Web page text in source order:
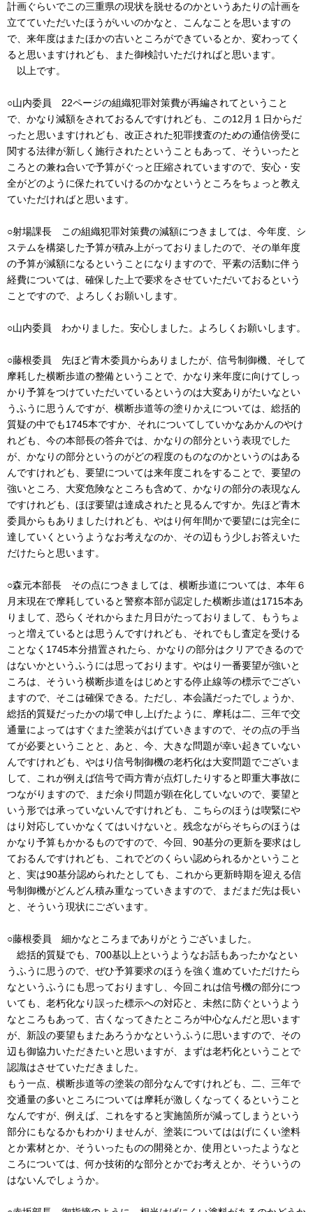
計画ぐらいでこの三重県の現状を脱せるのかというあたりの計画を
立てていただいたほうがいいのかなと、こんなことを思いますの
で、来年度はまたほかの古いところができているとか、変わってく
ると思いますけれども、また御検討いただければと思います。
以上です。
○山内委員 22ページの組織犯罪対策費が再編されてということ
で、かなり減額をされておるんですけれども、この12月１日からだ
ったと思いますけれども、改正された犯罪捜査のための通信傍受に
関する法律が新しく施行されたということもあって、そういったと
ころとの兼ね合いで予算がぐっと圧縮されていますので、安心・安
全がどのように保たれていけるのかなというところをちょっと教え
ていただければと思います。
○射場課長 この組織犯罪対策費の減額につきましては、今年度、シ
ステムを構築した予算が積み上がっておりましたので、その単年度
の予算が減額になるということになりますので、平素の活動に伴う
経費については、確保した上で要求をさせていただいておるという
ことですので、よろしくお願いします。
○山内委員 わかりました。安心しました。よろしくお願いします。
○藤根委員 先ほど青木委員からありましたが、信号制御機、そして
摩耗した横断歩道の整備ということで、かなり来年度に向けてしっ
かり予算をつけていただいているというのは大変ありがたいなとい
うふうに思うんですが、横断歩道等の塗りかえについては、総括的
質疑の中でも1745本ですか、それについてしていかなあかんのやけ
れども、今の本部長の答弁では、かなりの部分という表現でした
が、かなりの部分というのがどの程度のものなのかというのはある
んですけれども、要望については来年度これをすることで、要望の
強いところ、大変危険なところも含めて、かなりの部分の表現なん
ですけれども、ほぼ要望は達成されたと見るんですか。先ほど青木
委員からもありましたけれども、やはり何年間かで要望には完全に
達していくというようなお考えなのか、その辺もう少しお答えいた
だけたらと思います。
○森元本部長 その点につきましては、横断歩道については、本年６
月末現在で摩耗していると警察本部が認定した横断歩道は1715本あ
りまして、恐らくそれからまた月日がたっておりまして、もうちょ
っと増えているとは思うんですけれども、それでもし査定を受ける
ことなく1745本分措置されたら、かなりの部分はクリアできるので
はないかというふうには思っております。やはり一番要望が強いと
ころは、そういう横断歩道をはじめとする停止線等の標示でござい
ますので、そこは確保できる。ただし、本会議だったでしょうか、
総括的質疑だったかの場で申し上げたように、摩耗は二、三年で交
通量によってはすぐまた塗装がはげていきますので、その点の手当
てが必要ということと、あと、今、大きな問題が幸い起きていない
んですけれども、やはり信号制御機の老朽化は大変問題でございま
して、これが例えば信号で両方青が点灯したりすると即重大事故に
つながりますので、まだ余り問題が顕在化していないので、要望と
いう形では承っていないんですけれども、こちらのほうは喫緊にや
はり対応していかなくてはいけないと。残念ながらそちらのほうは
かなり予算もかかるものですので、今回、90基分の更新を要求はし
ておるんですけれども、これでどのくらい認められるかということ
と、実は90基分認められたとしても、これから更新時期を迎える信
号制御機がどんどん積み重なっていきますので、まだまだ先は長い
と、そういう現状にございます。
○藤根委員 細かなところまでありがとうございました。
総括的質疑でも、700基以上というようなお話もあったかなとい
うふうに思うので、ぜひ予算要求のほうを強く進めていただけたら
なというふうにも思っておりますし、今回これは信号機の部分につ
いても、老朽化なり誤った標示への対応と、未然に防ぐというよう
なところもあって、古くなってきたところが中心なんだと思います
が、新設の要望もまたあろうかなというふうに思いますので、その
辺も御協力いただきたいと思いますが、まずは老朽化ということで
認識はさせていただきました。
もう一点、横断歩道等の塗装の部分なんですけれども、二、三年で
交通量の多いところについては摩耗が激しくなってくるということ
なんですが、例えば、これをすると実施箇所が減ってしまうという
部分にもなるかもわかりませんが、塗装についてははげにくい塗料
とか素材とか、そういったものの開発とか、使用といったようなと
ころについては、何か技術的な部分とかでお考えとか、そういうの
はないんでしょうか。